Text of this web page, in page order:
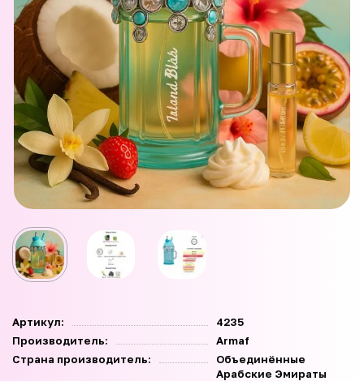
Артикул:
4235
Производитель:
Armaf
Страна производитель:
Объединённые
Арабские Эмираты